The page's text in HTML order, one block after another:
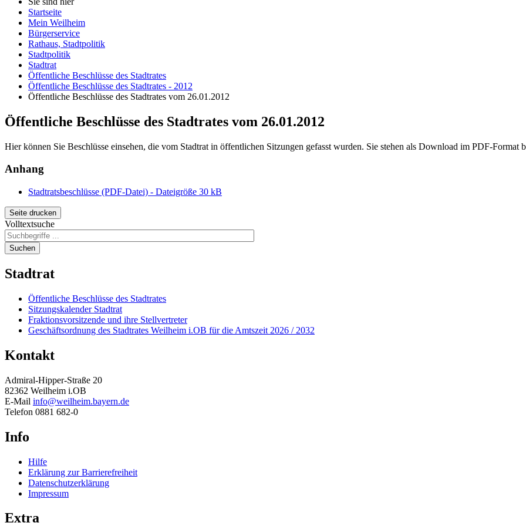
Startseite
Mein Weilheim
Bürgerservice
Rathaus, Stadtpolitik
Stadtpolitik
Stadtrat
Öffentliche Beschlüsse des Stadtrates
Öffentliche Beschlüsse des Stadtrates - 2012
Öffentliche Beschlüsse des Stadtrates vom 26.01.2012
Öffentliche Beschlüsse des Stadtrates vom 26.01.2012
Hier können Sie Beschlüsse einsehen, die vom Stadtrat in öffentlichen Sitzungen gefasst wurden. Sie stehen als Download im PDF-Format
Anhang
Stadtratsbeschlüsse (PDF-Datei) - Dateigröße 30 kB
Seite drucken
Volltextsuche
Suchen
Stadtrat
Öffentliche Beschlüsse des Stadtrates
Sitzungskalender Stadtrat
Fraktionsvorsitzende und ihre Stellvertreter
Geschäftsordnung des Stadtrates Weilheim i.OB für die Amtszeit 2026 / 2032
Kontakt
Admiral-Hipper-Straße 20
82362 Weilheim i.OB
E-Mail info@weilheim.bayern.de
Telefon 0881 682-0
Info
Hilfe
Erklärung zur Barrierefreiheit
Datenschutzerklärung
Impressum
Extra